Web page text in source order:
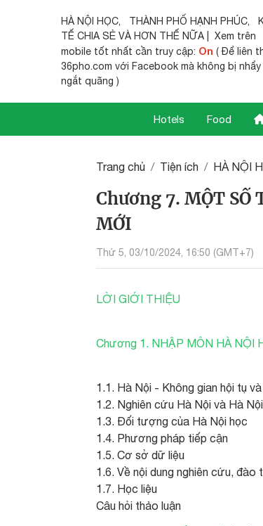
HÀ NỘI HỌC, THÀNH PHỐ HẠNH PHÚC,
TẾ CHIA SẺ VÀ HƠN THẾ NỮA | Xem trên
mobile tốt nhất cần truy cập: On ( Để liên
36pho.com với Facebook mà không bị nhẩy
ngắt quãng )
Hotels Food
Trang chủ Tiện ích HÀ NỘI
Chương 7. MỘT SỐ
MỚI
Thứ 5, 03/10/2024, 16:50 (GMT+7)
LỜI GIỚI THIỆU
Chương 1. NHẬP MÔN HÀ NỘI
1.1. Hà Nội - Không gian hội tụ
1.2. Nghiên cứu Hà Nội và Hà
1.3. Đối tượng của Hà Nội học
1.4. Phương pháp tiếp cận
1.5. Cơ sở dữ liệu
1.6. Về nội dung nghiên cứu, đào
1.7. Học liệu
Câu hỏi thảo luận